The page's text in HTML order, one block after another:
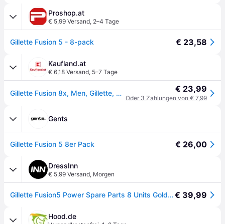
Proshop.at
€ 5,99 Versand, 2–4 Tage
Gillette Fusion 5 - 8-pack € 23,58
Kaufland.at
€ 6,18 Versand, 5–7 Tage
Gillette Fusion 8x, Men, Gillette, ProGlide MACH3, 8 Stück € 23,99
Oder 3 Zahlungen von € 7,99
Gents
Gillette Fusion 5 8er Pack € 26,00
DressInn
€ 5,99 Versand, Morgen
Gillette Fusion5 Power Spare Parts 8 Units Golden Mann€ 39,99
Hood.de